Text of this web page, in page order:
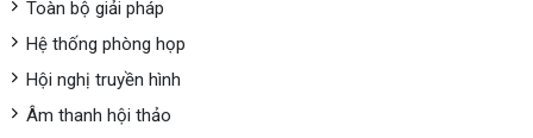
Toàn bộ giải pháp
Hệ thống phòng họp
Hội nghị truyền hình
Âm thanh hội thảo